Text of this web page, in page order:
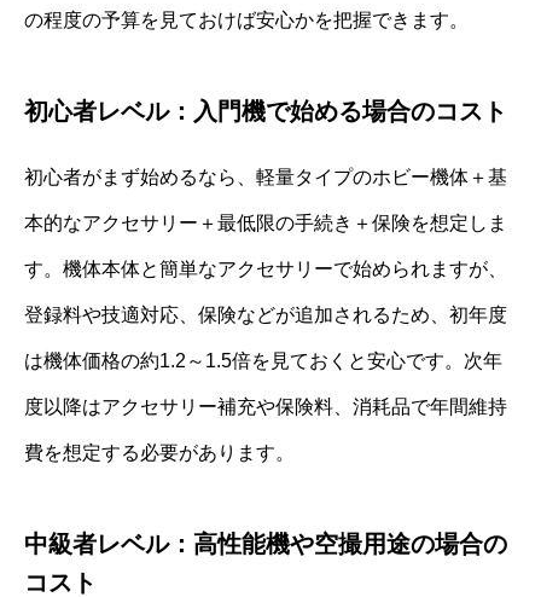
の程度の予算を見ておけば安心かを把握できます。
初心者レベル：入門機で始める場合のコスト
初心者がまず始めるなら、軽量タイプのホビー機体＋基
本的なアクセサリー＋最低限の手続き＋保険を想定しま
す。機体本体と簡単なアクセサリーで始められますが、
登録料や技適対応、保険などが追加されるため、初年度
は機体価格の約1.2～1.5倍を見ておくと安心です。次年
度以降はアクセサリー補充や保険料、消耗品で年間維持
費を想定する必要があります。
中級者レベル：高性能機や空撮用途の場合の
コスト